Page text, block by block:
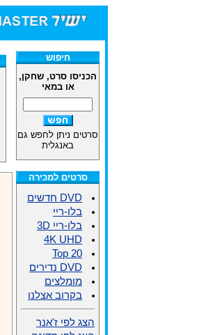
חיפוש
הכניסו סרט, שחקן,
או במאי
סרטים ניתן לחפש גם
באנגלית
סרטים למכירה
DVD חדשים
בלו-ריי
בלו-ריי 3D
4K UHD
Top 20
DVD נדירים
מומלצים
בקרוב אצלנו
הצג לפי ז'אנר